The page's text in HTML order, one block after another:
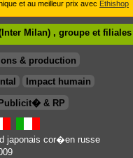
et au meilleur prix avec Ethishop
Milan) , groupe et filiales
& production
Impact humain
Publicit� & RP
japonais cor�en russe